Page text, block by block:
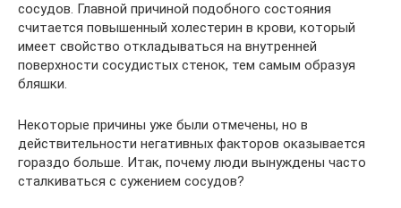
сосудов. Главной причиной подобного состояния
считается повышенный холестерин в крови, который
имеет свойство откладываться на внутренней
поверхности сосудистых стенок, тем самым образуя
бляшки.
Некоторые причины уже были отмечены, но в
действительности негативных факторов оказывается
гораздо больше. Итак, почему люди вынуждены часто
сталкиваться с сужением сосудов?